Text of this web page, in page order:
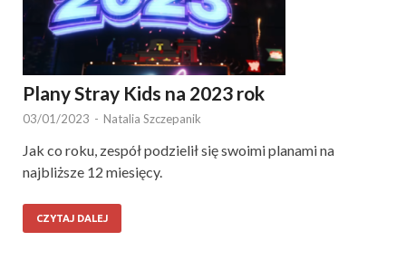
Plany Stray Kids na 2023 rok
03/01/2023 - Natalia Szczepanik
Jak co roku, zespół podzielił się swoimi planami na
najbliższe 12 miesięcy.
CZYTAJ DALEJ